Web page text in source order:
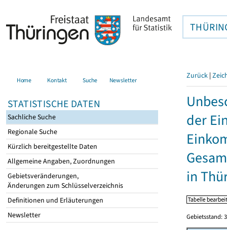
Home Kontakt Suche Newsletter
STATISTISCHE DATEN
Sachliche Suche
Regionale Suche
Kürzlich bereitgestellte Daten
Allgemeine Angaben, Zuordnungen
Gebietsveränderungen,
Änderungen zum Schlüsselverzeichnis
Definitionen und Erläuterungen
Newsletter
Zurück |
der
in
Gebietsstand: